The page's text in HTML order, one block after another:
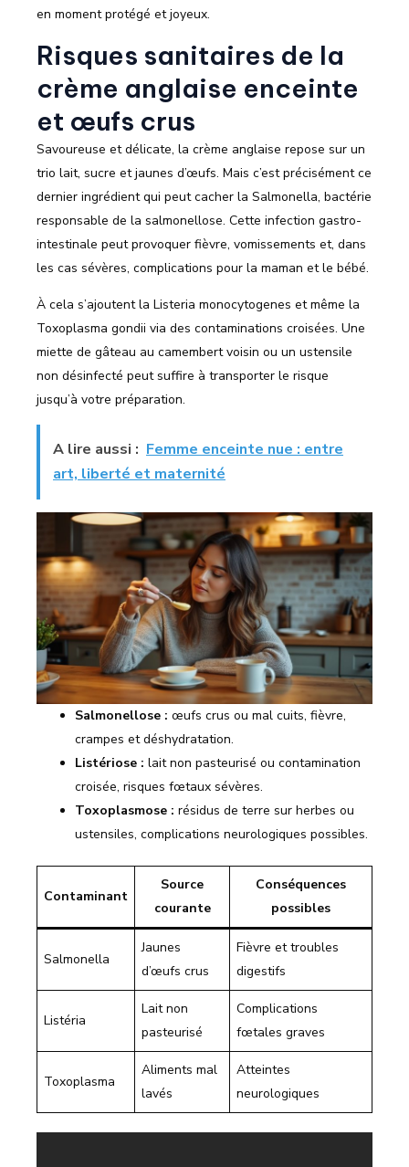
en moment protégé et joyeux.
Risques sanitaires de la
crème anglaise enceinte
et œufs crus
Savoureuse et délicate, la crème anglaise repose sur un
trio lait, sucre et jaunes d’œufs. Mais c’est précisément ce
dernier ingrédient qui peut cacher la Salmonella, bactérie
responsable de la salmonellose. Cette infection gastro-
intestinale peut provoquer fièvre, vomissements et, dans
les cas sévères, complications pour la maman et le bébé.
À cela s’ajoutent la Listeria monocytogenes et même la
Toxoplasma gondii via des contaminations croisées. Une
miette de gâteau au camembert voisin ou un ustensile
non désinfecté peut suffire à transporter le risque
jusqu’à votre préparation.
A lire aussi : Femme enceinte nue : entre
art, liberté et maternité
Salmonellose : œufs crus ou mal cuits, fièvre,
crampes et déshydratation.
Listériose : lait non pasteurisé ou contamination
croisée, risques fœtaux sévères.
Toxoplasmose : résidus de terre sur herbes ou
ustensiles, complications neurologiques possibles.
Contaminant
Source
courante
Conséquences
possibles
Salmonella
Jaunes
d’œufs crus
Fièvre et troubles
digestifs
Listéria
Lait non
pasteurisé
Complications
fœtales graves
Toxoplasma
Aliments mal
lavés
Atteintes
neurologiques